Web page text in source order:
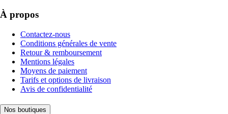
À propos
Contactez-nous
Conditions générales de vente
Retour & remboursement
Mentions légales
Moyens de paiement
Tarifs et options de livraison
Avis de confidentialité
Nos boutiques